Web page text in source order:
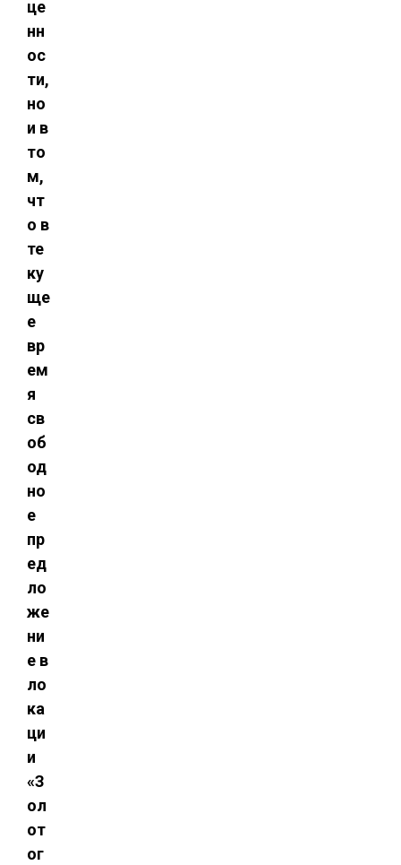
це
нн
ос
ти,
но
и в
то
м,
чт
о в
те
ку
ще
е
вр
ем
я
св
об
од
но
е
пр
ед
ло
же
ни
е в
ло
ка
ци
и
«З
ол
от
ог